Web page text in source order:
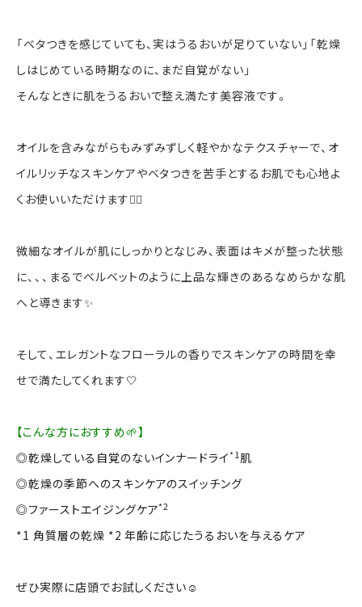
「ベタつきを感じていても、実はうるおいが足りていない」「乾燥
しはじめている時期なのに、まだ自覚がない」
そんなときに肌をうるおいで整え満たす美容液です。
オイルを含みながらもみずみずしく軽やかなテクスチャーで、オ
イルリッチなスキンケアやベタつきを苦手とするお肌でも心地よ
くお使いいただけます☝🏻
微細なオイルが肌にしっかりとなじみ、表面はキメが整った状態
に、、、まるでベルベットのように上品な輝きのあるなめらかな肌
へと導きます✨
そして、エレガントなフローラルの香りでスキンケアの時間を幸
せで満たしてくれます🤍
【こんな方におすすめ🌱】
◎乾燥している自覚のないインナードライ*1肌
◎乾燥の季節へのスキンケアのスイッチング
◎ファーストエイジングケア*2
*1 角質層の乾燥 *2 年齢に応じたうるおいを与えるケア
ぜひ実際に店頭でお試しください☺️